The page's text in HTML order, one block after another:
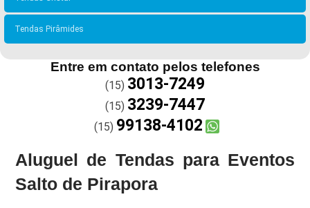
Tendas Pirâmides
Entre em contato pelos telefones
(15) 3013-7249
(15) 3239-7447
(15) 99138-4102
Aluguel de Tendas para Eventos
Salto de Pirapora